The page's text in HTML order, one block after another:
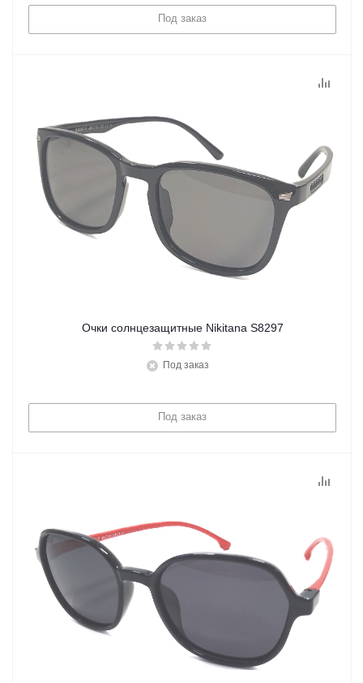
Под заказ
Очки солнцезащитные Nikitana S8297
Под заказ
Под заказ